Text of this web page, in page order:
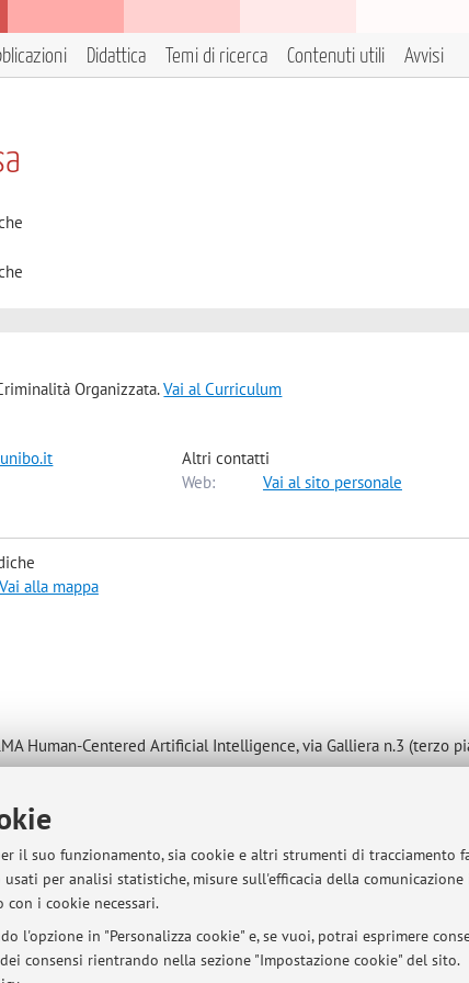
il suo funzionamento, sia cookie e altri strumenti di
per analisi statistiche, misure sull'efficacia della
i cookie necessari.
l'opzione in "Personalizza cookie" e, se vuoi, potrai esprimere
consensi rientrando nella sezione "Impostazione cookie" del sito.
Didattica Temi di ricerca Contenuti utili Avvisi
Organizzata.Vai al Curriculum
Altri contatti
Web:
Vai al sito personale
Vai alla mappa
Human-Centered Artificial Intelligence, via Galliera n.3 (terzo
a seconda delle necessità didattiche.
- Università di Bologna - Via Zamboni, 33 - 40126 Bologna - Partita IVA: